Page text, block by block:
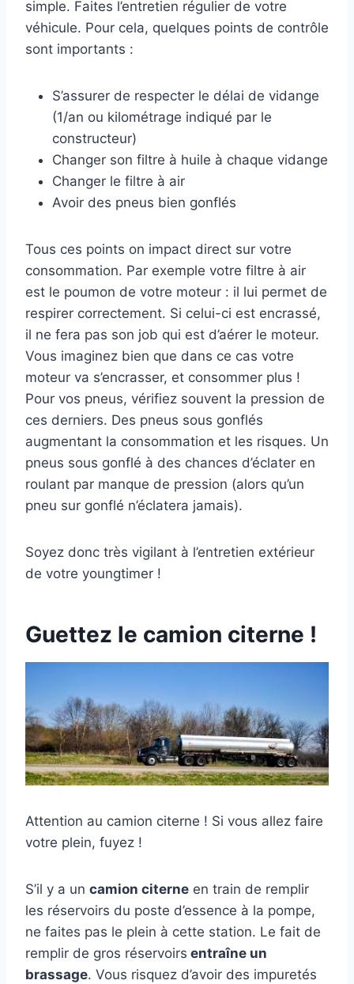
simple. Faites l’entretien régulier de votre
véhicule. Pour cela, quelques points de contrôle
sont importants :
S’assurer de respecter le délai de vidange
(1/an ou kilométrage indiqué par le
constructeur)
Changer son filtre à huile à chaque vidange
Changer le filtre à air
Avoir des pneus bien gonflés
Tous ces points on impact direct sur votre
consommation. Par exemple votre filtre à air
est le poumon de votre moteur : il lui permet de
respirer correctement. Si celui-ci est encrassé,
il ne fera pas son job qui est d’aérer le moteur.
Vous imaginez bien que dans ce cas votre
moteur va s’encrasser, et consommer plus !
Pour vos pneus, vérifiez souvent la pression de
ces derniers. Des pneus sous gonflés
augmentant la consommation et les risques. Un
pneus sous gonflé à des chances d’éclater en
roulant par manque de pression (alors qu’un
pneu sur gonflé n’éclatera jamais).
Soyez donc très vigilant à l’entretien extérieur
de votre youngtimer !
Guettez le camion citerne !
Attention au camion citerne ! Si vous allez faire
votre plein, fuyez !
S’il y a un camion citerne en train de remplir
les réservoirs du poste d’essence à la pompe,
ne faites pas le plein à cette station. Le fait de
remplir de gros réservoirs entraîne un
brassage. Vous risquez d’avoir des impuretés